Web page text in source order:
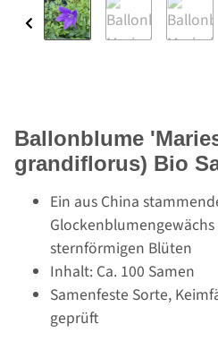
Ballonblume
grandiflorus) Bio
Ein aus China
sternförmigen Blüten
Inhalt: Ca. 100 Samen
Samenfeste Sorte,
geprüft